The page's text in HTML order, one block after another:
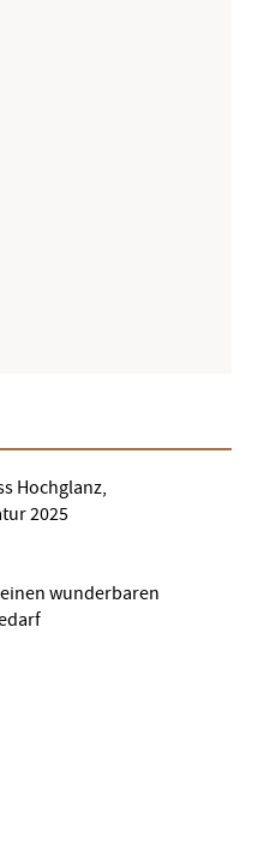
Hochglanz,
2025
wunderbaren